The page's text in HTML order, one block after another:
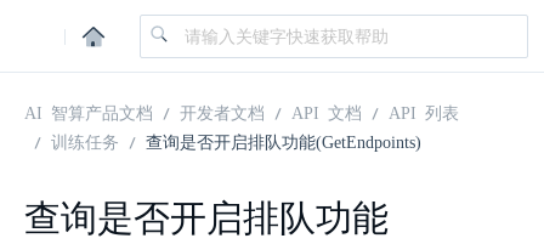
|
AI 智算产品文档 开发者文档 API 文档
API 列表
训练任务
查询是否开启排队功能(GetEndpoints)
查询是否开启排队功能